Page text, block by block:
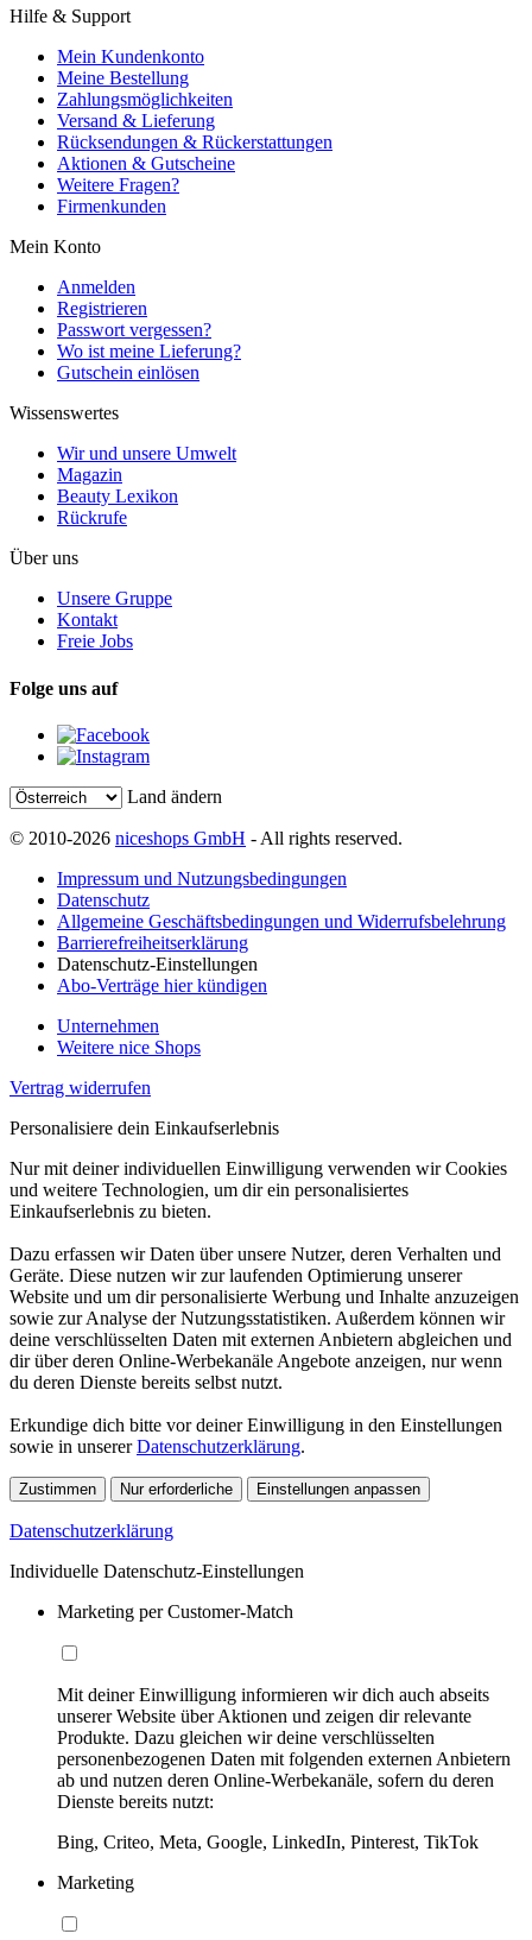
Hilfe & Support
Mein Kundenkonto
Meine Bestellung
Zahlungsmöglichkeiten
Versand & Lieferung
Rücksendungen & Rückerstattungen
Aktionen & Gutscheine
Weitere Fragen?
Firmenkunden
Mein Konto
Anmelden
Registrieren
Passwort vergessen?
Wo ist meine Lieferung?
Gutschein einlösen
Wissenswertes
Wir und unsere Umwelt
Magazin
Beauty Lexikon
Rückrufe
Über uns
Unsere Gruppe
Kontakt
Freie Jobs
Folge uns auf
Land ändern
© 2010-2026 niceshops GmbH - All rights reserved.
Impressum und Nutzungsbedingungen
Datenschutz
Allgemeine Geschäftsbedingungen und Widerrufsbelehrung
Barrierefreiheitserklärung
Datenschutz-Einstellungen
Abo-Verträge hier kündigen
Unternehmen
Weitere nice Shops
Vertrag widerrufen
Personalisiere dein Einkaufserlebnis
Nur mit deiner individuellen Einwilligung verwenden wir Cookies
und weitere Technologien, um dir ein personalisiertes
Einkaufserlebnis zu bieten.
Dazu erfassen wir Daten über unsere Nutzer, deren Verhalten und
Geräte. Diese nutzen wir zur laufenden Optimierung unserer
Website und um dir personalisierte Werbung und Inhalte anzuzeigen
sowie zur Analyse der Nutzungsstatistiken. Außerdem können wir
deine verschlüsselten Daten mit externen Anbietern abgleichen und
dir über deren Online-Werbekanäle Angebote anzeigen, nur wenn
du deren Dienste bereits selbst nutzt.
Erkundige dich bitte vor deiner Einwilligung in den Einstellungen
sowie in unsererDatenschutzerklärung.
Zustimmen Nur erforderliche Einstellungen anpassen
Datenschutzerklärung
Individuelle Datenschutz-Einstellungen
Marketing per Customer-Match
Mit deiner Einwilligung informieren wir dich auch abseits
unserer Website über Aktionen und zeigen dir relevante
Produkte. Dazu gleichen wir deine verschlüsselten
personenbezogenen Daten mit folgenden externen Anbietern
ab und nutzen deren Online-Werbekanäle, sofern du deren
Dienste bereits nutzt:
Bing, Criteo, Meta, Google, LinkedIn, Pinterest, TikTok
Marketing